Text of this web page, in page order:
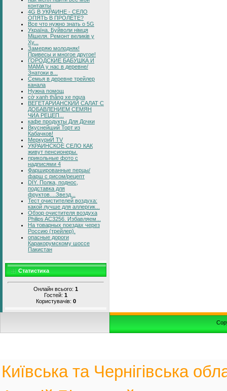
контакты
4G В УКРАИНЕ - СЕЛО
ОПЯТЬ В ПРОЛЁТЕ?
Все что нужно знать о 5G
Україна. Буйволи німця
Мішеля. Ремонт великів у
Ху...
Замеряю молодняк!
Привесы и многое другое!
ГОРОДСКИЕ БАБУШКА И
МАМА у нас в деревне/
Знатоки в...
Семья в деревне трейлер
канала
Нужна помощ
cờ xanh thắng xe ngựa
ВЕГЕТАРИАНСКИЙ САЛАТ С
ДОБАВЛЕНИЕМ СЕМЯН
ЧИА РЕЦЕП...
кафе продукты Для Дочки
Вкуснейший Торт из
Кабачков!
МеркуриЙ TV
УКРАИНСКОЕ СЕЛО КАК
живут пенсионеры.
прикольные фото с
надписями 4
Фаршированные перцы/
фарш с рисом/рецепт
DIY. Полка, поднос,
подставка для
фруктов....Звезд...
Тест очистителей воздуха:
какой лучше для аллергик...
Обзор очистителя воздуха
Philips AC3256. Избавляем...
На товарных поездах через
Россию (трейлер).
опасные дороги
Каракорумскому шоссе
Пакистан
Статистика
Онлайн всього: 1
Гостей: 1
Користувачів: 0
Київська та Чернігівська